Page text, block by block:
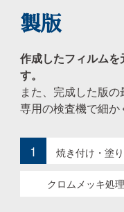
製版
作成したフィルム
す。
また、完成した版の
専用の検査機で細か
1 焼き付け・塗
クロムメッキ処理